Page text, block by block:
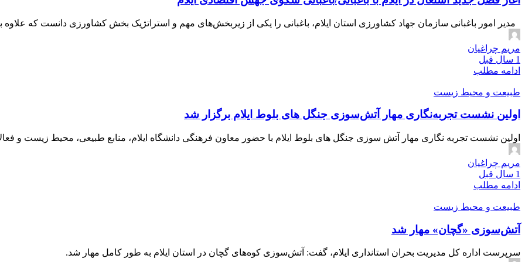
مدیر امور باغبانی سازمان جهاد کشاورزی استان ایلام، باغبانی را یکی از زیر‌بخش‌های مهم و استراتژیک بخش کشاورزی دانست که علاوه
مریم چراغیان
1 سال قبل
ادامه مطلب
طبیعت و محیط زیست
اولین نشست تجربه‌نگاری مهار آتش‌سوزی جنگل های بلوط ایلام برگزار شد
اولین نشست تجربه نگاری مهار آتش سوزی جنگل های بلوط ایلام با حضور معاون فرهنگی دانشگاه ایلام، منابع طبیعی، محیط زیست و
مریم چراغیان
1 سال قبل
ادامه مطلب
طبیعت و محیط زیست
آتش‌سوزی «گچان» مهار شد
سرپرست اداره کل مدیریت بحران استانداری ایلام، گفت: آتش‌سوزی کوه‌های گچان در استان ایلام به طور کامل مهار شد.